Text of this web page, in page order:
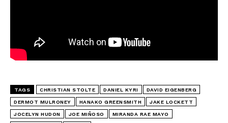
TAGS CHRISTIAN STOLTE DANIEL KYRI DAVID EIGENBERG
DERMOT MULRONEY HANAKO GREENSMITH JAKE LOCKETT
JOCELYN HUDON JOE MIÑOSO MIRANDA RAE MAYO